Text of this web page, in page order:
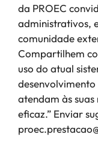
da PROEC
administrativos,
comunidade
Compartilhem
uso do atual
desenvolvimento
atendam às suas
eficaz.” Enviar